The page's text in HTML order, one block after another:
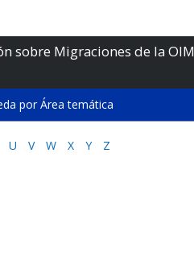
sobre Migraciones de la OIM
por Área temática
U V W X Y Z